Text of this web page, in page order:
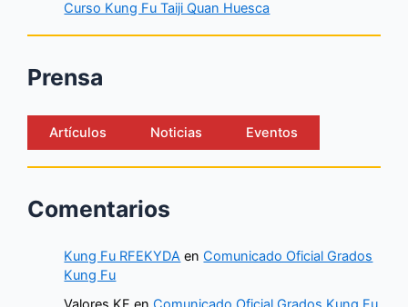
Curso Kung Fu Taiji Quan Huesca
Prensa
Artículos Noticias Eventos
Comentarios
Kung Fu RFEKYDA enComunicado Oficial Grados
Kung Fu